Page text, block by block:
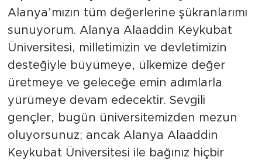
Alanya’mızın tüm değerlerine şükranlarımı
sunuyorum. Alanya Alaaddin Keykubat
Üniversitesi, milletimizin ve devletimizin
desteğiyle büyümeye, ülkemize değer
üretmeye ve geleceğe emin adımlarla
yürümeye devam edecektir. Sevgili
gençler, bugün üniversitemizden mezun
oluyorsunuz; ancak Alanya Alaaddin
Keykubat Üniversitesi ile bağınız hiçbir